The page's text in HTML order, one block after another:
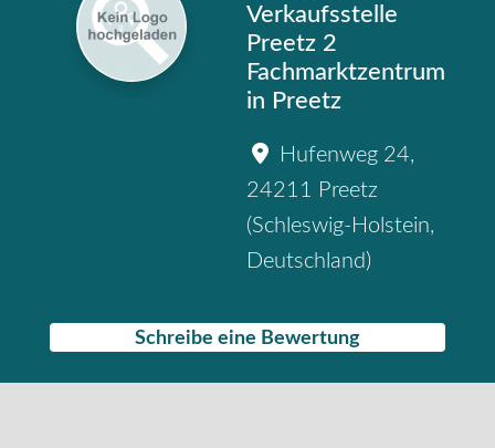
Verkaufsstelle
Preetz 2
Fachmarktzentrum
in Preetz
Hufenweg 24,
24211 Preetz
(Schleswig-Holstein,
Deutschland)
Schreibe eine Bewertung